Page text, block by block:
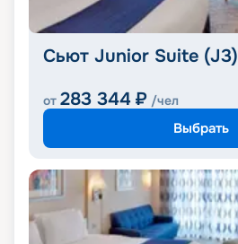
Сьют Junior Suite (J3)
от 283 344 ₽ /чел
Выбрать